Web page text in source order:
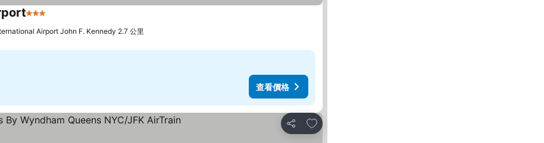
3 星級
Airport John F. Kennedy 2.7 公里
查看價格
分享
加入我的最愛